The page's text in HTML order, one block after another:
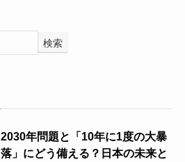
検索
2030年問題と「10年に1度の大暴
落」にどう備える？日本の未来と